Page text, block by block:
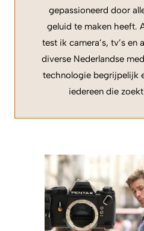
gepassioneerd door
geluid te maken heeft.
test ik camera’s, tv’s
diverse Nederlandse
technologie begrijpelijk
iedereen die